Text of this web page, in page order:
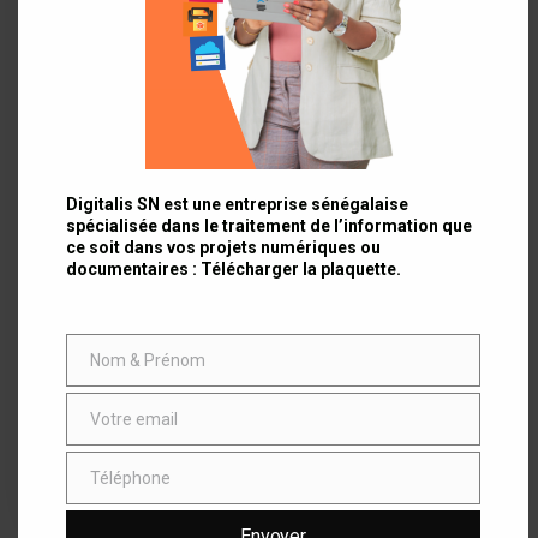
Digitalis SN est une entreprise sénégalaise
spécialisée dans le traitement de l’information que
ce soit dans vos projets numériques ou
documentaires : Télécharger la plaquette.
Nom
&
Prénom
Nom & Prénom
Email
Votre email
Téléphone
Téléphone